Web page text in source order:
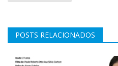
POSTS RELACIONADOS